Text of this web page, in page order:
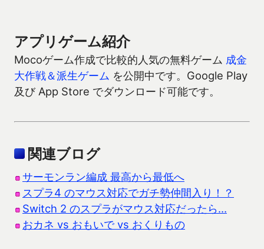
アプリゲーム紹介
Mocoゲーム作成で比較的人気の無料ゲーム 成金
大作戦＆派生ゲーム を公開中です。Google Play
及び App Store でダウンロード可能です。
関連ブログ
サーモンラン編成 最高から最低へ
スプラ4 のマウス対応でガチ勢仲間入り！？
Switch 2 のスプラがマウス対応だったら…
おカネ vs おもいで vs おくりもの